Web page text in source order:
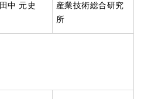
田中 元史
産業技術総合研究
所